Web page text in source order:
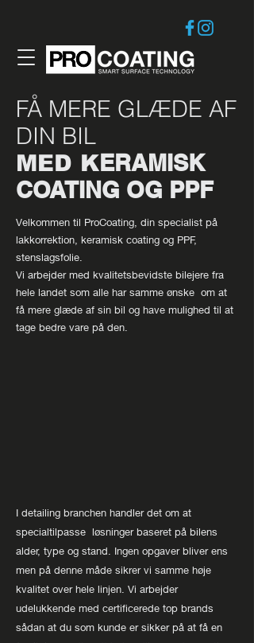
FÅ MERE GLÆDE AF
DIN BIL
MED KERAMISK
COATING OG PPF
Velkommen til ProCoating, din specialist på
lakkorrektion, keramisk coating og PPF,
stenslagsfolie.
Vi arbejder med kvalitetsbevidste bilejere fra
hele landet som alle har samme ønske om at
få mere glæde af sin bil og have mulighed til at
tage bedre vare på den.
I detailing branchen handler det om at
specialtilpasse løsninger baseret på bilens
alder, type og stand. Ingen opgaver bliver ens
men på denne måde sikrer vi samme høje
kvalitet over hele linjen. Vi arbejder
udelukkende med certificerede top brands
sådan at du som kunde er sikker på at få en